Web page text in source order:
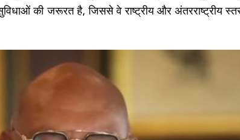
की जरूरत है, जिससे वे राष्ट्रीय और अंतरराष्ट्रीय